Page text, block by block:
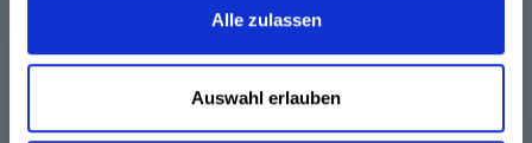
Alle zulassen
Auswahl erlauben
(2,10 € * / 1 Liter)
20,99 € * +3,10 € Pfand